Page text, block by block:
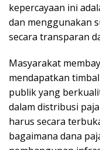
kepercayaan ini
dan menggunakan
secara transparan
Masyarakat
mendapatkan
publik yang
dalam distribusi
harus secara
bagaimana dana